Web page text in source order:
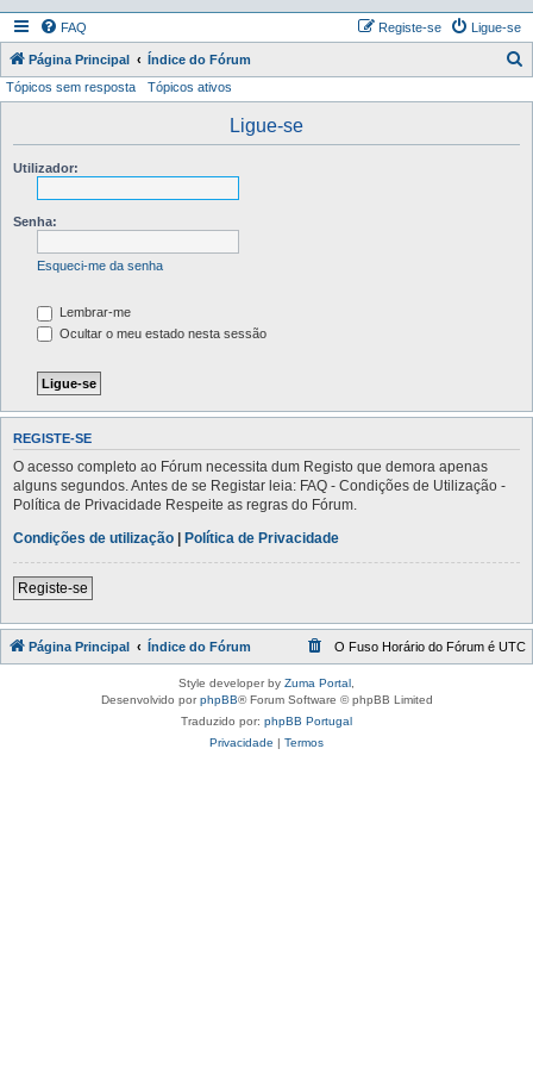
FAQ Ligue-se
Registe-se
Página Principal Índice do Fórum
Tópicos sem resposta Tópicos ativos
Ligue-se
Utilizador:
Senha:
Esqueci-me da senha
Lembrar-me
Ocultar o meu estado nesta sessão
REGISTE-SE
O acesso completo ao Fórum necessita dum Registo que demora apenas
alguns segundos. Antes de se Registar leia: FAQ - Condições de Utilização -
Política de Privacidade Respeite as regras do Fórum.
Condições de utilização | Política de Privacidade
Registe-se
Página Principal Índice do Fórum O Fuso Horário do Fórum é UTC
Style developer by Zuma Portal
Desenvolvido porphpBB® Forum Software © phpBB Limited
Traduzido por: phpBB Portugal
Privacidade | Termos